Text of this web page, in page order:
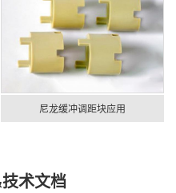
尼龙缓冲调距块应用
术文档